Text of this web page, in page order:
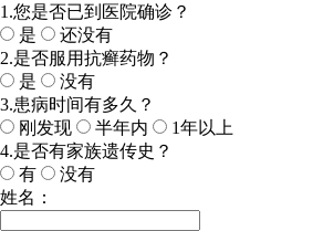
1.您是否已到医院确诊？
是
还没有
2.是否服用抗癣药物？
是
没有
3.患病时间有多久？
刚发现
半年内
1年以上
4.是否有家族遗传史？
有
没有
姓名：